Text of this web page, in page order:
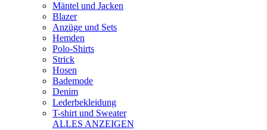
Mäntel und Jacken
Blazer
Anzüge und Sets
Hemden
Polo-Shirts
Strick
Hosen
Bademode
Denim
Lederbekleidung
T-shirt und Sweater
ALLES ANZEIGEN